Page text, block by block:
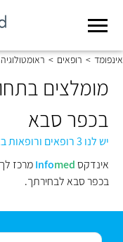
אינפומד > רופאים >
מומלצים
בכפר סבא
יש לנו 3 רופאים ורופאות באתר
אינדקס
Infomed
מרכז
בכפר סבא לבחירתך.